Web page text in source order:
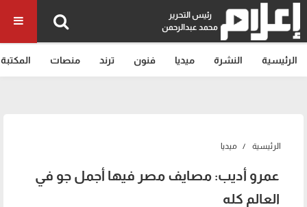
رئيس التحرير
محمد عبدالرحمن
الرئيسية النشرة ميديا فنون ترند منصات المكتبة
الرئيسية ميديا
عمرو أديب: مصايف مصر فيها أجمل جو في
العالم كله